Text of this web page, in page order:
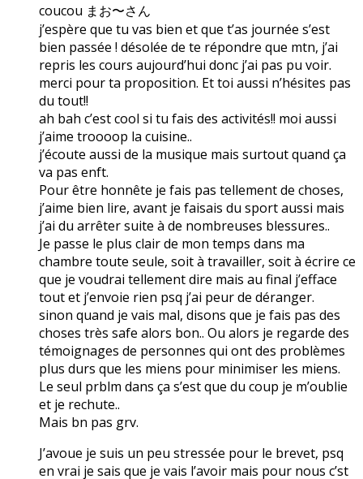
coucou まお〜さん
j’espère que tu vas bien et que t’as journée s’est
bien passée ! désolée de te répondre que mtn, j’ai
repris les cours aujourd’hui donc j’ai pas pu voir.
merci pour ta proposition. Et toi aussi n’hésites pas
du tout!!
ah bah c’est cool si tu fais des activités!! moi aussi
j’aime troooop la cuisine..
j’écoute aussi de la musique mais surtout quand ça
va pas enft.
Pour être honnête je fais pas tellement de choses,
j’aime bien lire, avant je faisais du sport aussi mais
j’ai du arrêter suite à de nombreuses blessures..
Je passe le plus clair de mon temps dans ma
chambre toute seule, soit à travailler, soit à écrire ce
que je voudrai tellement dire mais au final j’efface
tout et j’envoie rien psq j’ai peur de déranger.
sinon quand je vais mal, disons que je fais pas des
choses très safe alors bon.. Ou alors je regarde des
témoignages de personnes qui ont des problèmes
plus durs que les miens pour minimiser les miens.
Le seul prblm dans ça s’est que du coup je m’oublie
et je rechute..
Mais bn pas grv.
J’avoue je suis un peu stressée pour le brevet, psq
en vrai je sais que je vais l’avoir mais pour nous c’st